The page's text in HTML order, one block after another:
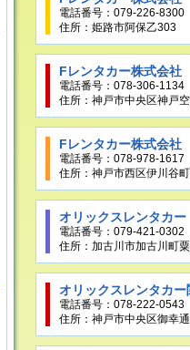
電話番号：079-226-8300
住所：姫路市阿保乙303
Fレンタカー株式会
電話番号：078-306-1134
住所：神戸市中央区神戸
Fレンタカー株式会
電話番号：078-978-1617
住所：神戸市西区伊川谷
オリックスレンタカ
電話番号：079-421-0302
住所：加古川市加古川町
オリックスレンタカ
電話番号：078-222-0543
住所：神戸市中央区御幸